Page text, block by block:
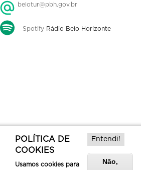
belotur@pbh.gov.br
Spotify Rádio Belo Horizonte
POLÍTICA DE
COOKIES
Usamos cookies para
Entendi!
Não,